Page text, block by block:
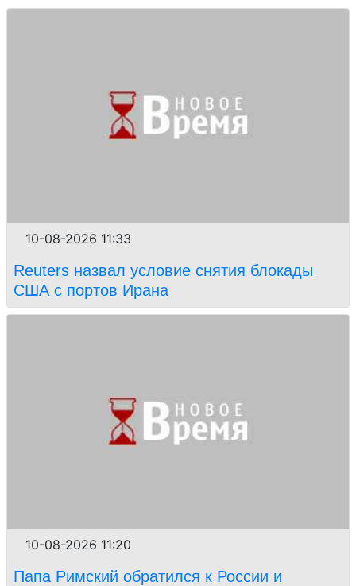
10-08-2026 11:33
Reuters назвал условие снятия блокады
США с портов Ирана
10-08-2026 11:20
Папа Римский обратился к России и